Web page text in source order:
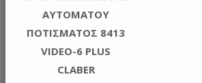
ΑΥΤΟΜΑΤΟΥ
ΠΟΤΙΣΜΑΤΟΣ 8413
VIDEO-6 PLUS
CLABER